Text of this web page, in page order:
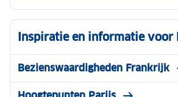
Inspiratie en informatie voor
Bezienswaardigheden Frankrijk